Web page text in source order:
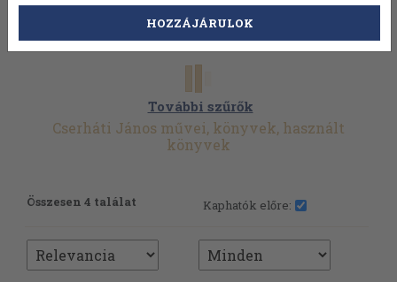
További szűrők
Cserháti János művei, könyvek, használt
könyvek
Összesen 4 találat Kaphatók előre:
HOZZÁJÁRULOK